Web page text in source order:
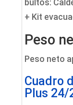
+ Kit
Peso
Peso neto
Cuadro
Plus 24/